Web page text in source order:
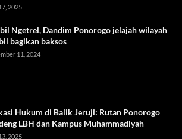
2025
Ngetrel, Dandim Ponorogo jelajah wilayah
bagikan baksos
11, 2024
Hukum di Balik Jeruji: Rutan Ponorogo
LBH dan Kampus Muhammadiyah
2025